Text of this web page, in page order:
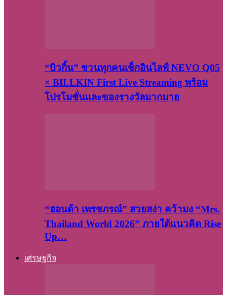
“บิวกิ้น” ชวนทุกคนเช็กอินไลฟ์ NEVO Q05
× BILLKIN First Live Streaming พร้อม
โปรโมชั่นและของรางวัลมากมาย
“ฮอนด้า เพรชภรณ์” สวยสง่า คว้ามง “Mrs.
Thailand World 2026” ภายใต้แนวคิด Rise
Up…
เศรษฐกิจ